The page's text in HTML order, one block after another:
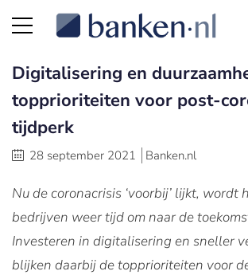
Digitalisering en
topprioriteiten voor post-
tijdperk
28 september 2021 Banken.nl
Nu de coronacrisis ‘voorbij’ lijkt, wordt
bedrijven weer tijd om naar de
Investeren in digitalisering en sneller
blijken daarbij de topprioriteiten voor